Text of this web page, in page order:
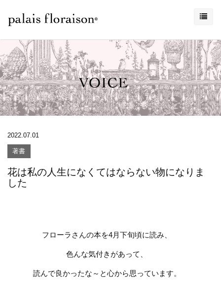
2022.07.01
著書
花は私の人生になくてはならない物になりま
した
フローラさんの本を4月下旬頃に読み、
色んな気付きがあって、
読んで良かったな～と心から思っています。